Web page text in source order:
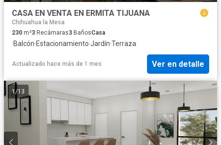
CASA EN VENTA EN ERMITA TIJUANA
Chihuahua la Mesa
230 m²3 Recámaras3 BañosCasa
·Balcón·Estacionamiento·Jardín·Terraza
Actualizado hace más de 1 mes Ver en detalle
1 /13